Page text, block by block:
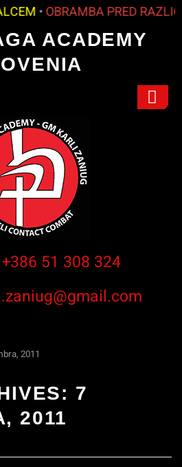
•OBRAMBA PRED
ACADEMY
+386 51 308 324
2011
7
2011